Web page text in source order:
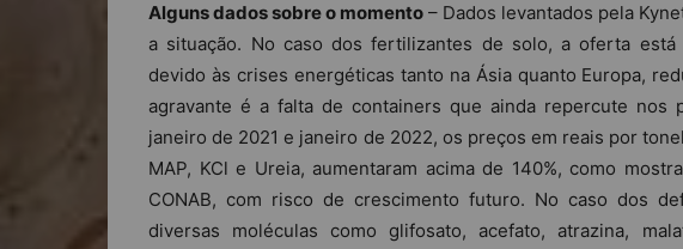
Alguns dados sobre o momento – Dados levantados pela
a situação. No caso dos fertilizantes de solo, a oferta está
devido às crises energéticas tanto na Ásia quanto Europa,
agravante é a falta de containers que ainda repercute nos
janeiro de 2021 e janeiro de 2022, os preços em reais por
MAP, KCl e Ureia, aumentaram acima de 140%, como
CONAB, com risco de crescimento futuro. No caso dos
diversas moléculas como glifosato, acefato, atrazina,